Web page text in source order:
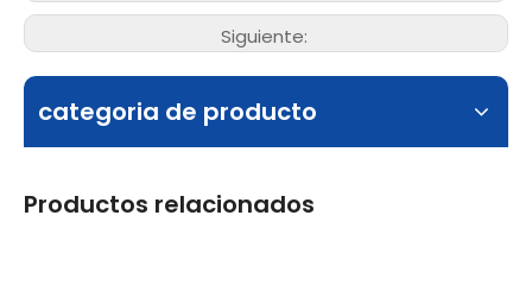
Siguiente:
categoria de producto
Productos relacionados